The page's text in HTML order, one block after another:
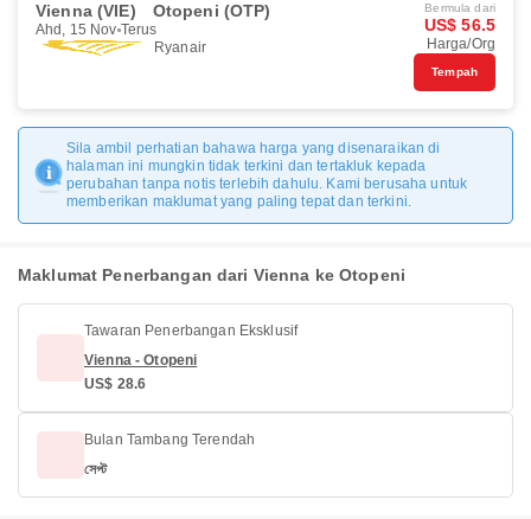
Vienna (VIE) Otopeni (OTP)
Ahd, 15 Nov Terus
Ryanair
Bermula dari
US$ 56.5
Harga/Org
Tempah
Sila ambil perhatian bahawa harga yang disenaraikan di
halaman ini mungkin tidak terkini dan tertakluk kepada
perubahan tanpa notis terlebih dahulu. Kami berusaha untuk
memberikan maklumat yang paling tepat dan terkini.
Maklumat Penerbangan dari Vienna ke Otopeni
Tawaran Penerbangan Eksklusif
Vienna - Otopeni
US$ 28.6
Bulan Tambang Terendah
সেপ্ট